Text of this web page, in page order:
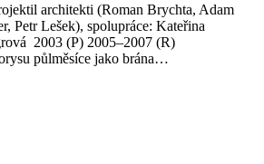
architekti (Roman Brychta, Adam
Petr Lešek), spolupráce: Kateřina
2003 (P) 2005–2007 (R)
půlměsíce jako brána…